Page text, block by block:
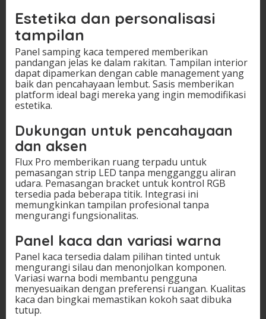
Estetika dan personalisasi
tampilan
Panel samping kaca tempered memberikan
pandangan jelas ke dalam rakitan. Tampilan interior
dapat dipamerkan dengan cable management yang
baik dan pencahayaan lembut. Sasis memberikan
platform ideal bagi mereka yang ingin memodifikasi
estetika.
Dukungan untuk pencahayaan
dan aksen
Flux Pro memberikan ruang terpadu untuk
pemasangan strip LED tanpa mengganggu aliran
udara. Pemasangan bracket untuk kontrol RGB
tersedia pada beberapa titik. Integrasi ini
memungkinkan tampilan profesional tanpa
mengurangi fungsionalitas.
Panel kaca dan variasi warna
Panel kaca tersedia dalam pilihan tinted untuk
mengurangi silau dan menonjolkan komponen.
Variasi warna bodi membantu pengguna
menyesuaikan dengan preferensi ruangan. Kualitas
kaca dan bingkai memastikan kokoh saat dibuka
tutup.